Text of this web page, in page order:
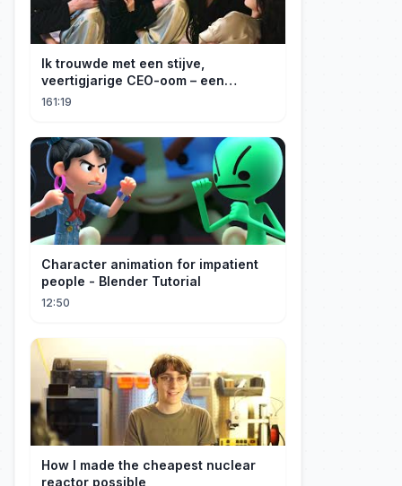
Ik trouwde met een stijve,
veertigjarige CEO-oom – een
verborgen monster van acht jaar! Hij
161:19
Character animation for impatient
people - Blender Tutorial
12:50
How I made the cheapest nuclear
reactor possible